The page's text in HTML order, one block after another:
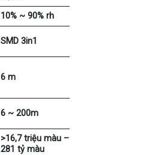
10% ~ 90% rh
SMD 3in1
6 m
6 ~ 200m
>16,7 triệu màu –
281 tỷ màu